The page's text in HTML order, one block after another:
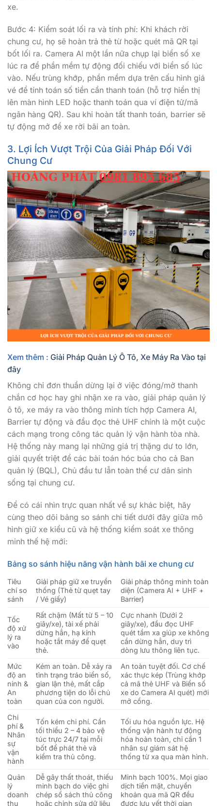
xe.
Bước 4: Kiểm soát lối ra và tính phí: Khi khách rời
chung cư, họ sẽ hoàn trả thẻ từ hoặc quét mã QR tại
bốt lối ra. Camera AI một lần nữa chụp lại biển số xe
lúc ra để phần mềm tự động đối chiếu với biển số lúc
vào. Nếu trùng khớp, phần mềm dựa trên cấu hình giá
vé để tính toán số tiền cần thanh toán (hỗ trợ hiển thị
lên màn hình LED hoặc thanh toán qua ví điện tử/mã
ngân hàng QR). Sau khi hoàn tất thanh toán, barrier sẽ
tự động mở để xe rời bãi an toàn.
3. Lợi Ích Vượt Trội Của Giải Pháp Đối Với
Chung Cư
Xem thêm : Giải Pháp Quản Lý Ô Tô, Xe Máy Ra Vào tại
đây
Không chỉ đơn thuần dừng lại ở việc đóng/mở thanh
chắn cơ học hay ghi nhận xe ra vào, giải pháp quản lý
ô tô, xe máy ra vào thông minh tích hợp Camera AI,
Barrier tự động và đầu đọc thẻ UHF chính là một cuộc
cách mạng trong công tác quản lý vận hành tòa nhà.
Hệ thống này mang lại những giá trị thặng dư to lớn,
giải quyết triệt để các bài toán hóc búa cho cả Ban
quản lý (BQL), Chủ đầu tư lẫn toàn thể cư dân sinh
sống tại chung cư.
Để có cái nhìn trực quan nhất về sự khác biệt, hãy
cùng theo dõi bảng so sánh chi tiết dưới đây giữa mô
hình giữ xe kiểu cũ và hệ thống kiểm soát xe thông
minh thế hệ mới:
Bảng so sánh hiệu năng vận hành bãi xe chung cư
Tiêu
chí so
sánh
Giải pháp giữ xe truyền
thống (Thẻ từ quẹt tay
/ Vé giấy)
Giải pháp thông minh toàn
diện (Camera AI + UHF +
Barrier)
Tốc
độ xử
lý ra
vào
Rất chậm (Mất từ 5 – 10
giây/xe), tài xế phải
dừng hẳn, hạ kính
hoặc tắt máy để quẹt
thẻ.
Cực nhanh (Dưới 2
giây/xe), đầu đọc UHF
quét tầm xa giúp xe không
cần dừng hẳn, duy trì
dòng lưu thông liên tục.
Mức
độ an
ninh &
An
toàn
Kém an toàn. Dễ xảy ra
tình trạng tráo biển số,
gian lận thẻ, mất cắp
phương tiện do lỗi chủ
quan của con người.
An toàn tuyệt đối. Cơ chế
xác thực kép (Trùng khớp
cả mã thẻ UHF và Biển số
xe do Camera AI quét) mới
mở cổng.
Chi
phí &
Nhân
sự
vận
hành
Tốn kém chi phí. Cần
tối thiểu 2 – 4 bảo vệ
túc trực 24/7 tại mỗi
bốt để phát thẻ và
kiểm tra thủ công.
Tối ưu hóa nguồn lực. Hệ
thống vận hành tự động
hóa hoàn toàn, chỉ cần 1
nhân sự giám sát hệ
thống từ xa qua màn hình.
Quản
lý
doanh
thu
Dễ gây thất thoát, thiếu
minh bạch do việc ghi
chép sổ sách thủ công
hoặc chỉnh sửa dữ liệu
Minh bạch 100%. Mọi giao
dịch tiền mặt, chuyển
khoản qua mã QR đều
được lưu vết thời gian